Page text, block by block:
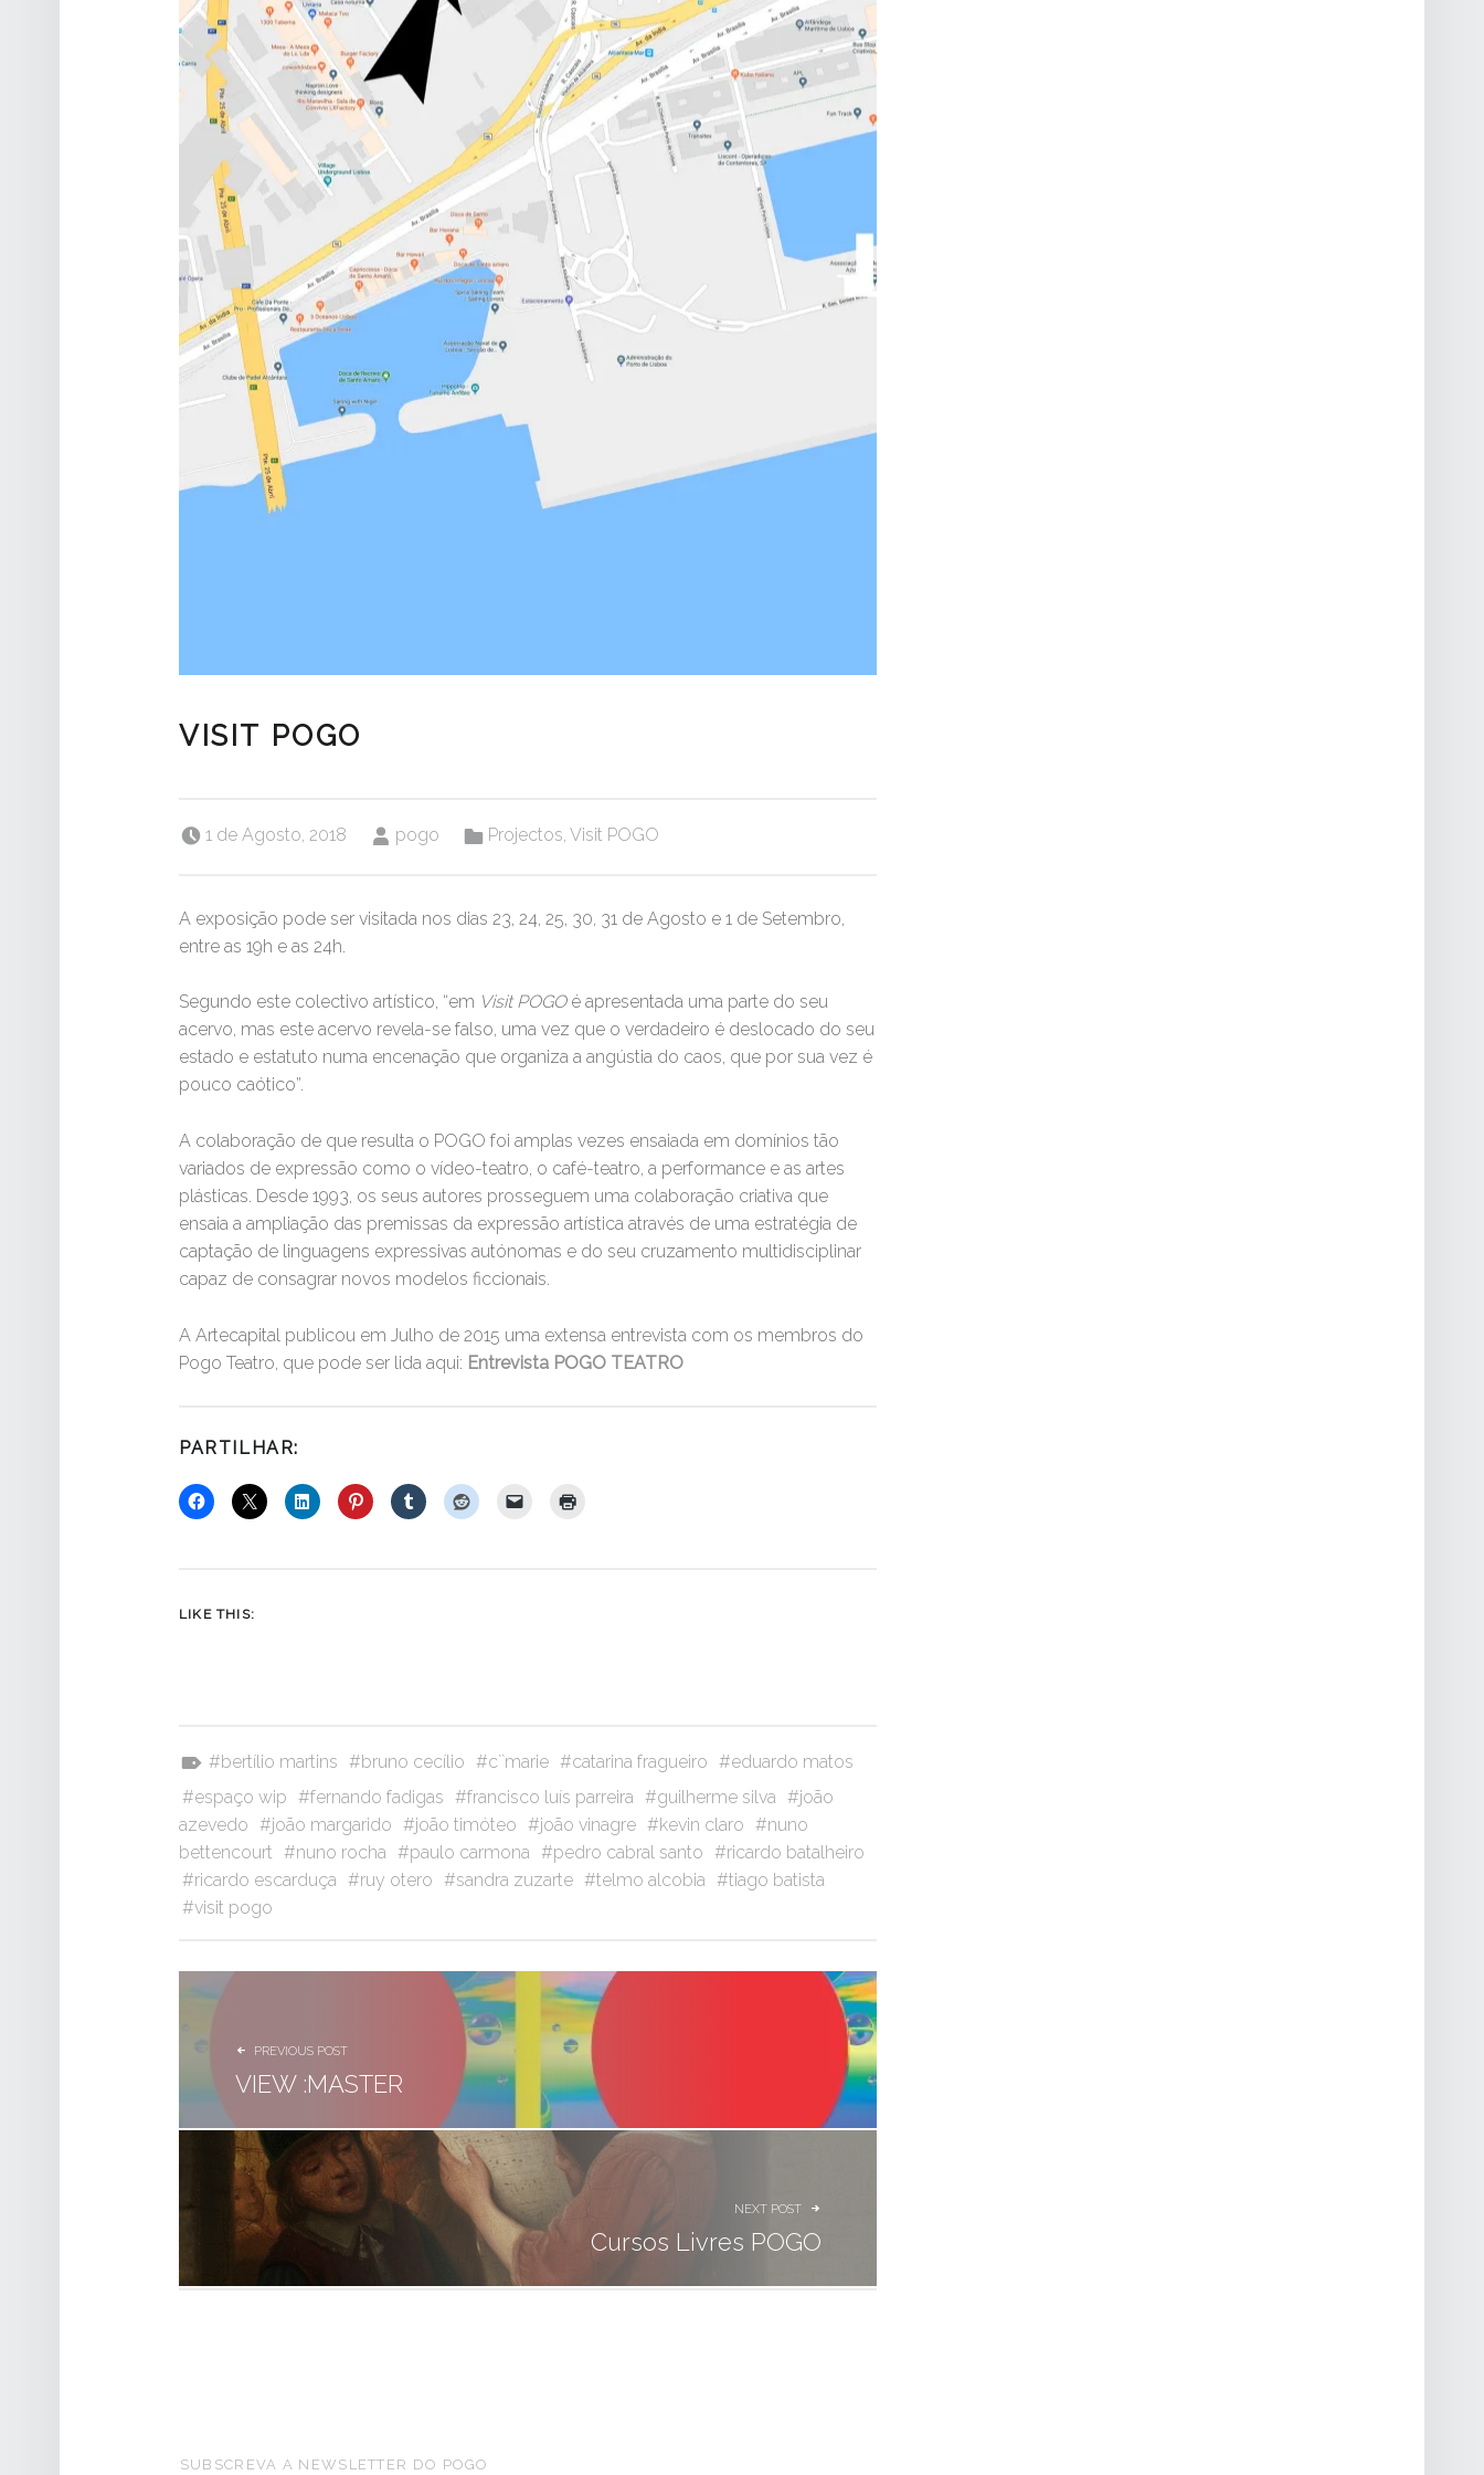
VISIT POGO
1 de Agosto, 2018 pogo Projectos,Visit POGO
A exposição pode ser visitada nos dias 23, 24, 25, 30, 31 de Agosto e 1 de Setembro,
entre as 19h e as 24h.
Segundo este colectivo artístico, “em Visit POGO é apresentada uma parte do seu
acervo, mas este acervo revela-se falso, uma vez que o verdadeiro é deslocado do seu
estado e estatuto numa encenação que organiza a angústia do caos, que por sua vez é
pouco caótico”.
A colaboração de que resulta o POGO foi amplas vezes ensaiada em domínios tão
variados de expressão como o vídeo-teatro, o café-teatro, a performance e as artes
plásticas. Desde 1993, os seus autores prosseguem uma colaboração criativa que
ensaia a ampliação das premissas da expressão artística através de uma estratégia de
captação de linguagens expressivas autónomas e do seu cruzamento multidisciplinar
capaz de consagrar novos modelos ficcionais.
A Artecapital publicou em Julho de 2015 uma extensa entrevista com os membros do
Pogo Teatro, que pode ser lida aqui: Entrevista POGO TEATRO
PARTILHAR:
LIKE THIS:
bertílio martins bruno cecílio c``marie catarina fragueiro
eduardo matos
espaço wip
fernando fadigas francisco luís parreira guilherme silva
joão
azevedo
joão margarido joão timóteo joão vinagre kevin claro
nuno
bettencourt
nuno rocha paulo carmona pedro cabral santo
ricardo batalheiro
ricardo escarduça
ruy otero sandra zuzarte telmo alcobia
tiago batista
visit pogo
NAVEGAÇÃO DE ARTIGOS
PREVIOUS POST
VIEW :MASTER
NEXT POST
Cursos Livres POGO
FOOTER SIDEBAR
SUBSCREVA A NEWSLETTER DO POGO